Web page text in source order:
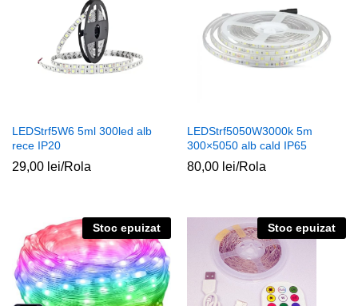
LEDStrf5W6 5ml 300led alb
rece IP20
29,00 lei/Rola
LEDStrf5050W3000k 5m
300×5050 alb cald IP65
80,00 lei/Rola
Stoc epuizat Stoc epuizat